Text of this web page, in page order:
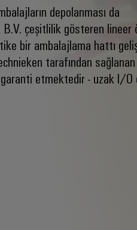
depolanması da
çeşitlilik gösteren lineer
bir ambalajlama hattı
tarafından sağlanan
etmektedir - uzak I/O